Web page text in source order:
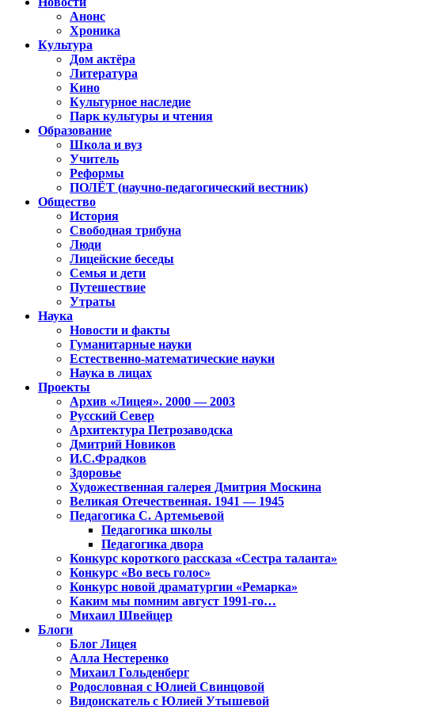
Анонс
Хроника
Культура
Дом актёра
Литература
Кино
Культурное наследие
Парк культуры и чтения
Образование
Школа и вуз
Учитель
Реформы
ПОЛЁТ (научно-педагогический вестник)
Общество
История
Свободная трибуна
Люди
Лицейские беседы
Семья и дети
Путешествие
Утраты
Наука
Новости и факты
Гуманитарные науки
Естественно-математические науки
Наука в лицах
Проекты
Архив «Лицея». 2000 — 2003
Русский Север
Архитектура Петрозаводска
Дмитрий Новиков
И.С.Фрадков
Здоровье
Художественная галерея Дмитрия Москина
Великая Отечественная. 1941 — 1945
Педагогика С. Артемьевой
Педагогика школы
Педагогика двора
Конкурс короткого рассказа «Сестра таланта»
Конкурс «Во весь голос»
Конкурс новой драматургии «Ремарка»
Каким мы помним август 1991-го…
Михаил Швейцер
Блоги
Блог Лицея
Алла Нестеренко
Михаил Гольденберг
Родословная с Юлией Свинцовой
Видоискатель с Юлией Утышевой